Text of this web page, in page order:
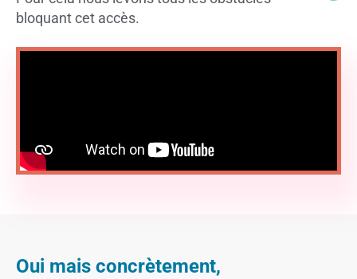
bloquant cet accès.
Oui mais concrètement,